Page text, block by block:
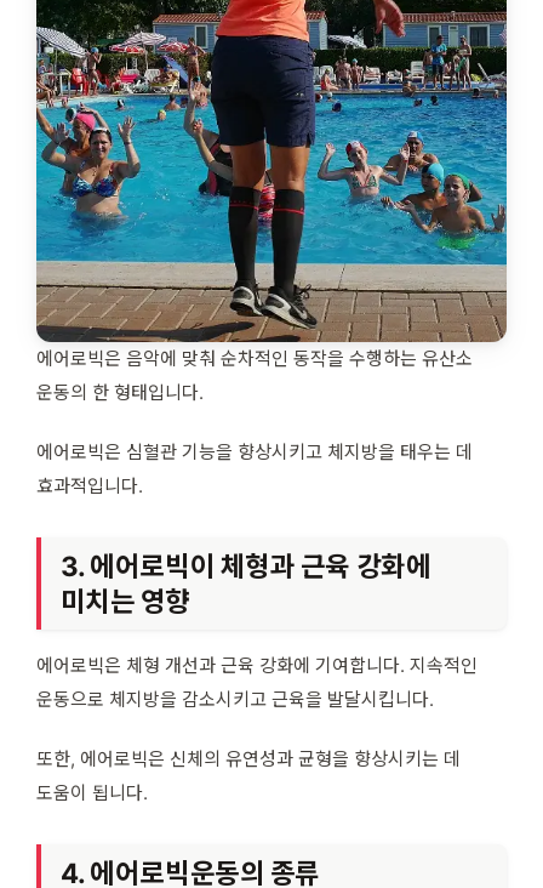
에어로빅은 음악에 맞춰 순차적인 동작을 수행하는 유산소
운동의 한 형태입니다.
에어로빅은 심혈관 기능을 향상시키고 체지방을 태우는 데
효과적입니다.
3. 에어로빅이 체형과 근육 강화에
미치는 영향
에어로빅은 체형 개선과 근육 강화에 기여합니다. 지속적인
운동으로 체지방을 감소시키고 근육을 발달시킵니다.
또한, 에어로빅은 신체의 유연성과 균형을 향상시키는 데
도움이 됩니다.
4. 에어로빅운동의 종류